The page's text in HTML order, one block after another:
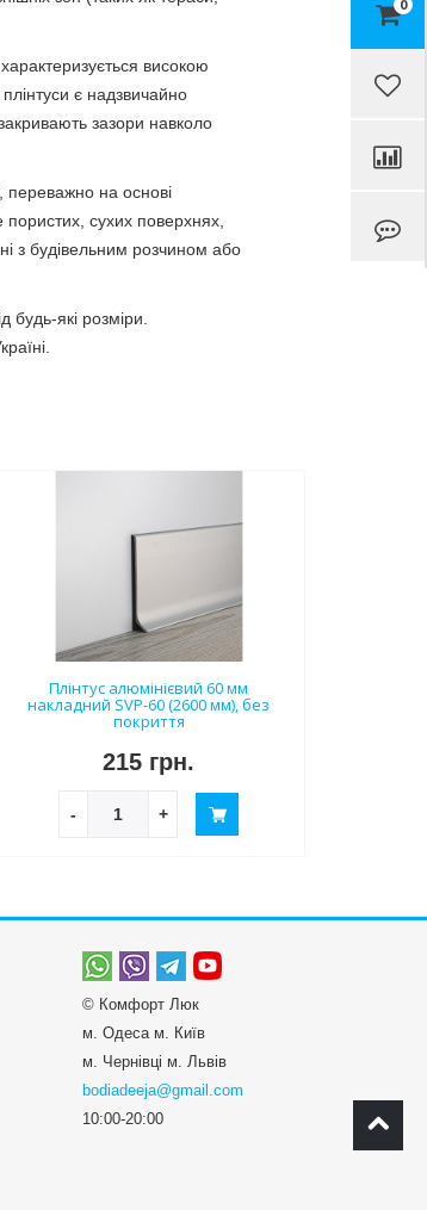
0
високою
є надзвичайно
зазори навколо
переважно на основі
сухих поверхнях,
з будівельним розчином або
які розміри.
Плінтус алюмінієвий 60 мм
накладний SVP-60 (2600 мм), без
покриття
215 грн.
- +
© Комфорт Люк
м. Одеса м. Київ
м. Чернівці м. Львів
bodiadeeja@gmail.com
10:00-20:00